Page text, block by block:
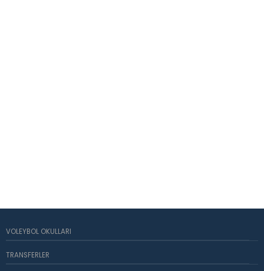
VOLEYBOL OKULLARI
TRANSFERLER